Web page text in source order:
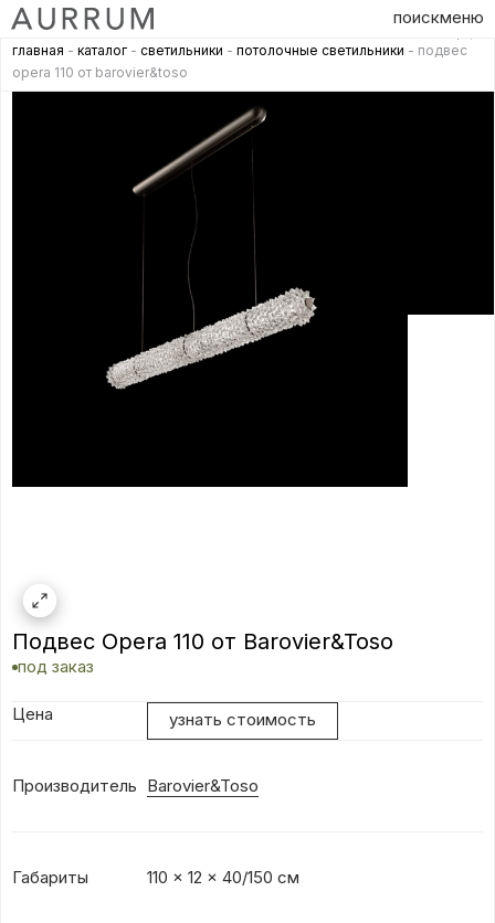
поискменю
главная - каталог - светильники - потолочные светильники - подвес
opera 110 от barovier&toso
Подвес Opera 110 от Barovier&Toso
под заказ
Цена узнать стоимость
Производитель Barovier&Toso
Габариты 110 x 12 x 40/150 см